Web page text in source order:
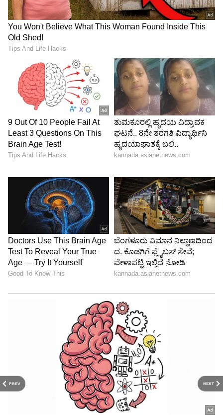
PREV NEXT